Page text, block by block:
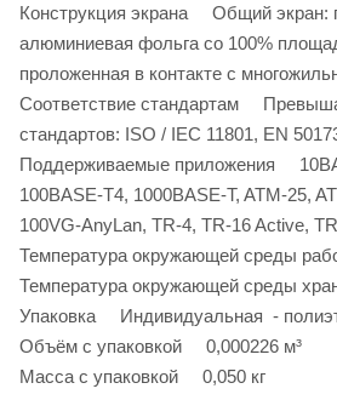
Конструкция экрана Общий экран:
алюминиевая фольга со 100%
проложенная в контакте с
Соответствие стандартам
стандартов: ISO / IEC 11801, EN
Поддерживаемые приложения
100BASE-T4, 1000BASE-T, ATM-25,
100VG-AnyLan, TR-4, TR-16 Active,
Температура окружающей среды
Температура окружающей среды
Упаковка Индивидуальная -
Объём с упаковкой 0,000226 м³
Масса с упаковкой 0,050 кг